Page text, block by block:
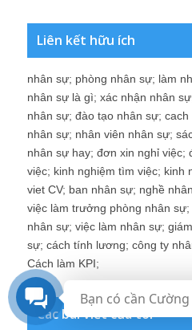
Liên kết hữu ích
nhân sự; phòng nhân sự; làm
nhân sự là gì; xác nhận nhân sự
nhân sự; đào tạo nhân sự; cach
nhân sự; nhân viên nhân sự;
nhân sự hay; đơn xin nghỉ việc;
việc; kinh nghiệm tìm việc; kinh
viet CV; ban nhân sự; nghề
việc làm trưởng phòng nhân sự;
nhân sự; việc làm nhân sự;
sự; cách tính lương; công ty
Cách làm KPI;
Các bài viết của tôi
Bạn có cần